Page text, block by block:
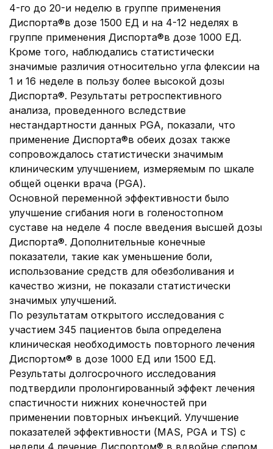
4-го до 20-и неделю в группе применения
Диспорта®в дозе 1500 ЕД и на 4-12 неделях в
группе применения Диспорта®в дозе 1000 ЕД.
Кроме того, наблюдались статистически
значимые различия относительно угла флексии на
1 и 16 неделе в пользу более высокой дозы
Диспорта®. Результаты ретроспективного
анализа, проведенного вследствие
нестандартности данных PGA, показали, что
применение Диспорта®в обеих дозах также
сопровождалось статистически значимым
клиническим улучшением, измеряемым по шкале
общей оценки врача (PGA).
Основной переменной эффективности было
улучшение сгибания ноги в голеностопном
суставе на неделе 4 после введения высшей дозы
Диспорта®. Дополнительные конечные
показатели, такие как уменьшение боли,
использование средств для обезболивания и
качество жизни, не показали статистически
значимых улучшений.
По результатам открытого исследования с
участием 345 пациентов была определена
клиническая необходимость повторного лечения
Диспортом® в дозе 1000 ЕД или 1500 ЕД.
Результаты долгосрочного исследования
подтвердили пролонгированный эффект лечения
спастичности нижних конечностей при
применении повторных инъекций. Улучшение
показателей эффективности (MAS, PGA и TS) с
недели 4 лечение Диспортом® в вдвойне слепом